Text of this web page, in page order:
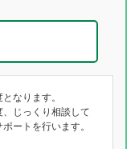
なります。
じっくり相談して
ートを行います。